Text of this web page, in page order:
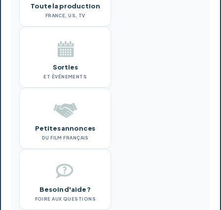
Toute la production
FRANCE, US, TV
Sorties
ET ÉVÉNEMENTS
Petites annonces
DU FILM FRANÇAIS
Besoin d'aide ?
FOIRE AUX QUESTIONS